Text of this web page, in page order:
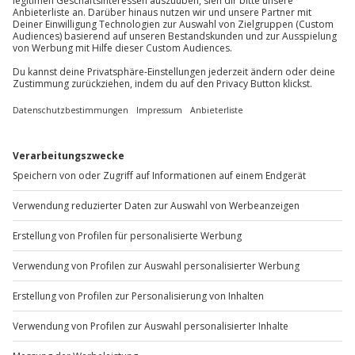
Für die lokale Steuer können Zusatzkosten
anfallen (die Kosten sind vor Ort zu begleichen)
Hin- und Rückreise sind im Preis nicht inbegriffen
Du möchtest als Firma bestellen?
Sichere Dir attraktive Firmenkunden Vorteile.
+49 89 / 60 60 89 700
Mo-Fr: 9-17 Uhr
b2b@jochen-schweizer.de
www.b2b.jochen-schweizer.de/
Artikelnummer 65056
Andere Produkte entdecken